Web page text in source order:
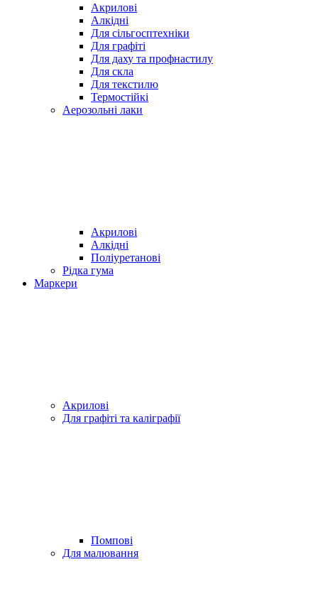
Акрилові
Алкідні
Для cільгосптехніки
Для графіті
Для даху та профнастилу
Для скла
Для текстилю
Термостійкі
Аерозольні лаки
Акрилові
Алкідні
Поліуретанові
Рідка гума
Маркери
Акрилові
Для графіті та каліграфії
Помпові
Для малювання